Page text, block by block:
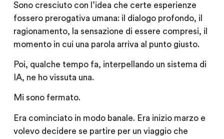
Sono cresciuto con l’idea che certe esperienze
fossero prerogativa umana: il dialogo profondo, il
ragionamento, la sensazione di essere compresi, il
momento in cui una parola arriva al punto giusto.
Poi, qualche tempo fa, interpellando un sistema di
IA, ne ho vissuta una.
Mi sono fermato.
Era cominciato in modo banale. Era inizio marzo e
volevo decidere se partire per un viaggio che